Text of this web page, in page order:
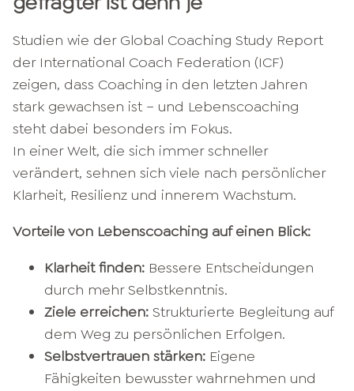
Studien wie der Global Coaching Study Report
der International Coach Federation (ICF)
zeigen, dass Coaching in den letzten Jahren
stark gewachsen ist – und Lebenscoaching
steht dabei besonders im Fokus.
In einer Welt, die sich immer schneller
verändert, sehnen sich viele nach persönlicher
Klarheit, Resilienz und innerem Wachstum.
Vorteile von Lebenscoaching auf einen Blick:
Klarheit finden: Bessere Entscheidungen
durch mehr Selbstkenntnis.
Ziele erreichen: Strukturierte Begleitung auf
dem Weg zu persönlichen Erfolgen.
Selbstvertrauen stärken: Eigene
Fähigkeiten bewusster wahrnehmen und